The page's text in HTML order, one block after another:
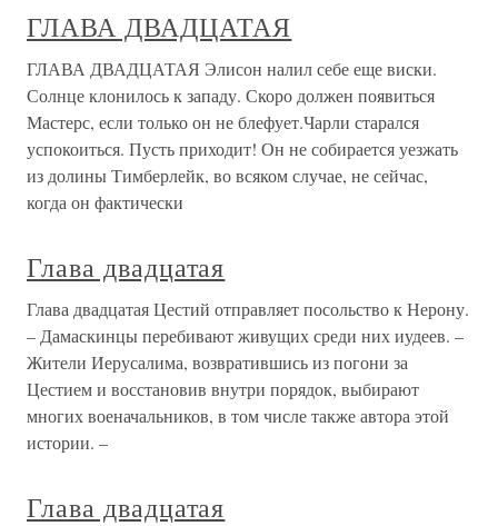
ГЛАВА ДВАДЦАТАЯ
ГЛАВА ДВАДЦАТАЯ Элисон налил себе еще виски.
Солнце клонилось к западу. Скоро должен появиться
Мастерс, если только он не блефует.Чарли старался
успокоиться. Пусть приходит! Он не собирается уезжать
из долины Тимберлейк, во всяком случае, не сейчас,
когда он фактически
Глава двадцатая
Глава двадцатая Цестий отправляет посольство к Нерону.
– Дамаскинцы перебивают живущих среди них иудеев. –
Жители Иерусалима, возвратившись из погони за
Цестием и восстановив внутри порядок, выбирают
многих военачальников, в том числе также автора этой
истории. –
Глава двадцатая